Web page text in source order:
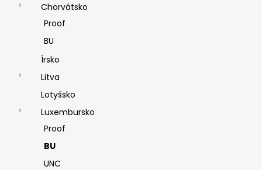
Chorvátsko
Proof
BU
Írsko
Litva
Lotyšsko
Luxembursko
Proof
BU
UNC